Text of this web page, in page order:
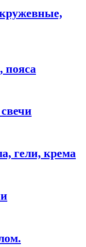
пояса
гели, крема